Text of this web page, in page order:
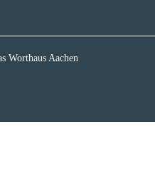
Worthaus Aachen